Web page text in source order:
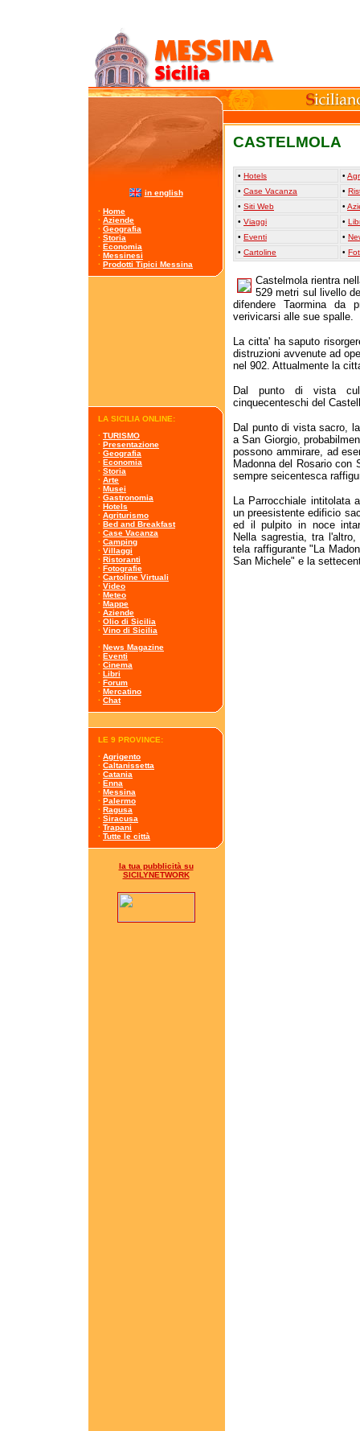
in english
· Home
· Aziende
· Geografia
· Storia
· Economia
· Messinesi
· Prodotti Tipici Messina
LA SICILIA ONLINE:
· TURISMO
· Presentazione
· Geografia
· Economia
· Storia
· Arte
· Musei
· Gastronomia
· Hotels
· Agriturismo
· Bed and Breakfast
· Case Vacanza
· Camping
· Villaggi
· Ristoranti
· Fotografie
· Cartoline Virtuali
· Video
· Meteo
· Mappe
· Aziende
· Olio di Sicilia
· Vino di Sicilia
· News Magazine
· Eventi
· Cinema
· Libri
· Forum
· Mercatino
· Chat
LE 9 PROVINCE:
· Agrigento
· Caltanissetta
· Catania
· Enna
· Messina
· Palermo
· Ragusa
· Siracusa
· Trapani
· Tutte le città
la tua pubblicità su
SICILYNETWORK
CASTELMOLA
• Hotels •
• Case Vacanza •
• Siti Web •
• Viaggi •
• Eventi •
• Cartoline •
Castelmola rientra
529 metri sul livello
difendere Taormina da
verivicarsi alle sue spalle.
La citta' ha saputo
distruzioni avvenute ad
nel 902. Attualmente la
Dal punto di vista
cinquecenteschi del
Dal punto di vista sacro,
a San Giorgio,
possono ammirare, ad
Madonna del Rosario con
sempre seicentesca
La Parrocchiale intitolata
un preesistente edificio
ed il pulpito in noce
Nella sagrestia, tra
tela raffigurante "La
San Michele" e la